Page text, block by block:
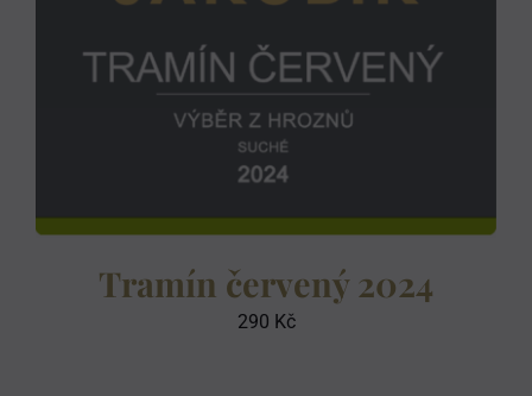
Tramín červený 2024
290 Kč